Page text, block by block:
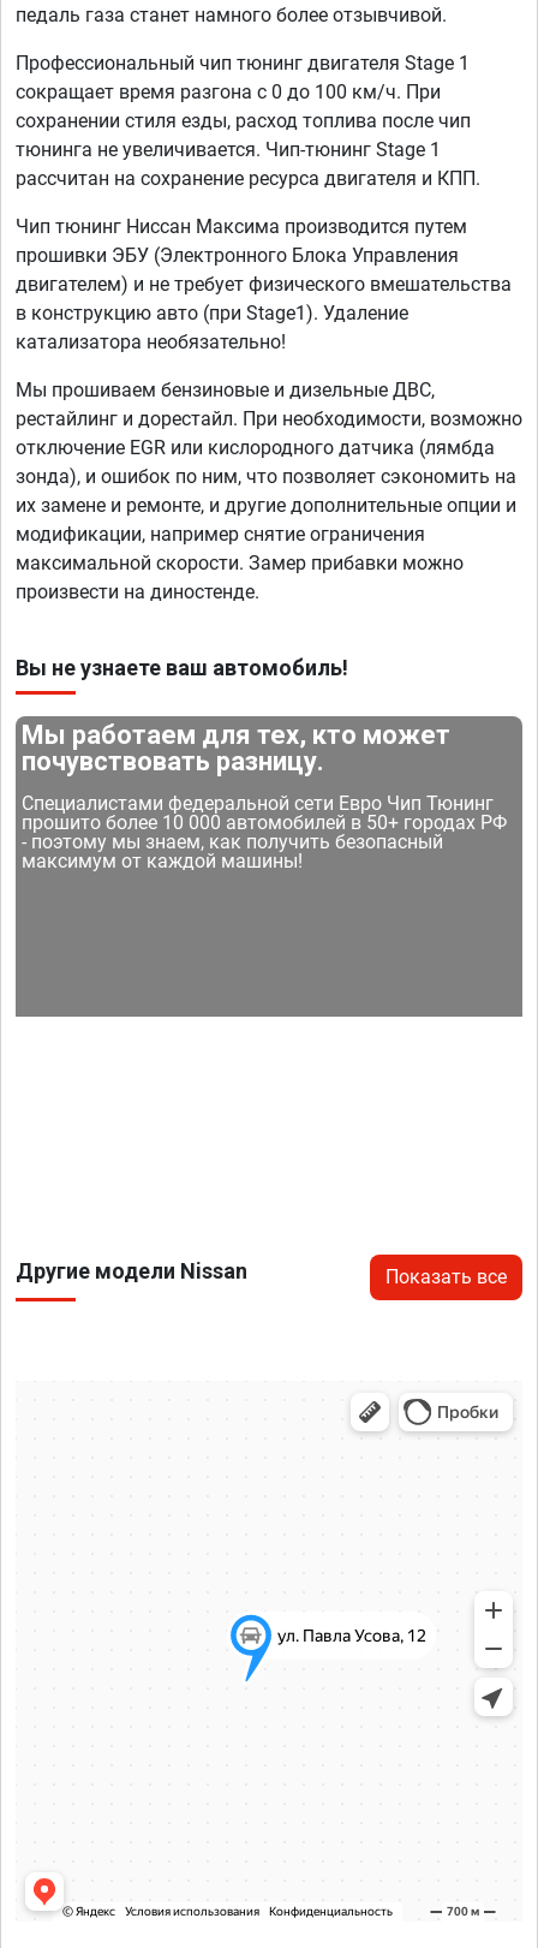
педаль газа станет намного более отзывчивой.
Профессиональный чип тюнинг двигателя Stage 1
сокращает время разгона с 0 до 100 км/ч. При
сохранении стиля езды, расход топлива после чип
тюнинга не увеличивается. Чип-тюнинг Stage 1
рассчитан на сохранение ресурса двигателя и КПП.
Чип тюнинг Ниссан Максима производится путем
прошивки ЭБУ (Электронного Блока Управления
двигателем) и не требует физического вмешательства
в конструкцию авто (при Stage1). Удаление
катализатора необязательно!
Мы прошиваем бензиновые и дизельные ДВС,
рестайлинг и дорестайл. При необходимости, возможно
отключение EGR или кислородного датчика (лямбда
зонда), и ошибок по ним, что позволяет сэкономить на
их замене и ремонте, и другие дополнительные опции и
модификации, например снятие ограничения
максимальной скорости. Замер прибавки можно
произвести на диностенде.
Вы не узнаете ваш автомобиль!
Мы работаем для тех, кто может
почувствовать разницу.
Специалистами федеральной сети Евро Чип Тюнинг
прошито более 10 000 автомобилей в 50+ городах РФ
- поэтому мы знаем, как получить безопасный
максимум от каждой машины!
Другие модели Nissan Показать все